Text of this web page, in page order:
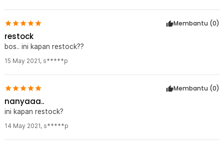
Membantu (0)
restock
bos.. ini kapan restock??
15 May 2021, s*****p
Membantu (0)
nanyaaa..
ini kapan restock?
14 May 2021, s*****p